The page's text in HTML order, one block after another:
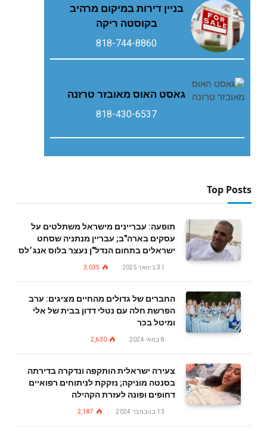
בניין דירות במיקום מרהיב
בקוסטה ריקה
818-744-8860
גאסט‭ ‬האוס‭ ‬מאובזר‭ ‬טרזנה
818-430-6537
Top Posts
תופעה: עבריינים מישראל משתלטים על
עסקים בארה"ב; עבריין מנתניה שסחט
ישראלים בתחום הנדל"ן נעצר בלוס אנג׳לס
31 בינואר 2025 3,035
החברים של גדולים מהחיים מציגים: ערב
הפרשת חלה עם נטלי דדון בבית של אלי
ומיטל בכר
8 במאי 2024 2,630
צעירה ישראלית הותקפה ונדקרה בדירתה
בסנטה מוניקה; נזקקת לניתוחים רפואיים
דחופים ופונה לעזרת הקהילה
13 בנובמבר 2024 2,187